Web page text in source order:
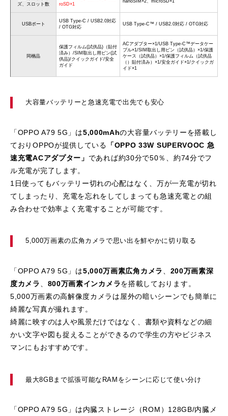
ズ、スロット数
roSD×1
USBポート
USB Type-C / USB2.0対応
/ OTG対応
USB Type-C™ / USB2.0対応 / OTG対応
同梱品
保護フィルム(試供品)（貼付
済み）/SIM取出し用ピン(試
供品)/クイックガイド/安全
ガイド
ACアダプター×1/USB Type-C™データケー
ブル×1/SIM取出し用ピン（試供品）×1/保護
ケース（試供品）×1/保護フィルム（試供品
（）貼付済み）×1/安全ガイド×1/クイックガ
イド×1
大容量バッテリーと急速充電で出先でも安心
「OPPO A79 5G」は5,000mAhの大容量バッテリーを搭載し
ておりOPPOが提供している
「OPPO 33W SUPERVOOC 急
速充電ACアダプター」 であれば約30分で50％、約74分でフ
ル充電が完了します。
1日使ってもバッテリー切れの心配はなく、万が一充電が切れ
てしまったり、充電を忘れをしてしまっても急速充電との組
み合わせで効率よく充電することが可能です。
5,000万画素の広角カメラで思い出を鮮やかに切り取る
「OPPO A79 5G」は5,000万画素広角カメラ
200万画素深
度カメラ
800万画素インカメラを搭載しております。
5,000万画素の高解像度カメラは屋外の暗いシーンでも簡単に
綺麗な写真が撮れます。
綺麗に映すのは人や風景だけではなく、書類や資料などの細
かい文字や図も捉えることができるので学生の方やビジネス
マンにもおすすめです。
最大8GBまで拡張可能なRAMをシーンに応じて使い分け
「OPPO A79 5G」は内臓ストレージ（ROM）128GB/内臓メ